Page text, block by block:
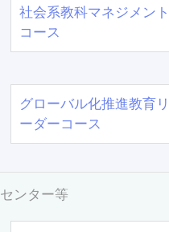
社会系教科マネジメント
コース
グローバル化推進教育リ
ーダーコース
センター等